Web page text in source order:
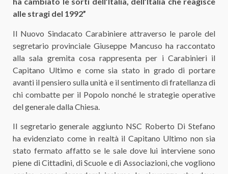
alle stragi del 1992”
Il Nuovo Sindacato Carabiniere attraverso le parole del
segretario provinciale Giuseppe Mancuso ha raccontato
alla sala gremita cosa rappresenta per i Carabinieri il
Capitano Ultimo e come sia stato in grado di portare
avanti il pensiero sulla unità e il sentimento di fratellanza di
chi combatte per il Popolo nonché le strategie operative
del generale dalla Chiesa.
Il segretario generale aggiunto NSC Roberto Di Stefano
ha evidenziato come in realtà il Capitano Ultimo non sia
stato fermato affatto se le sale dove lui interviene sono
piene di Cittadini, di Scuole e di Associazioni, che vogliono